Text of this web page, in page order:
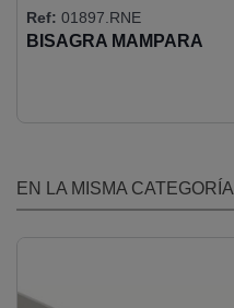
BISAGRA MAMPARA
Ref: 01897.RNE
EN LA MISMA CATEGORÍA